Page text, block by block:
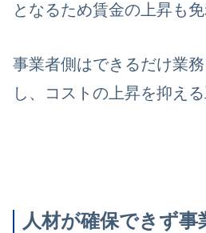
となるため賃金の上昇も免
事業者側はできるだけ業
し、コストの上昇を抑え
人材が確保できず事